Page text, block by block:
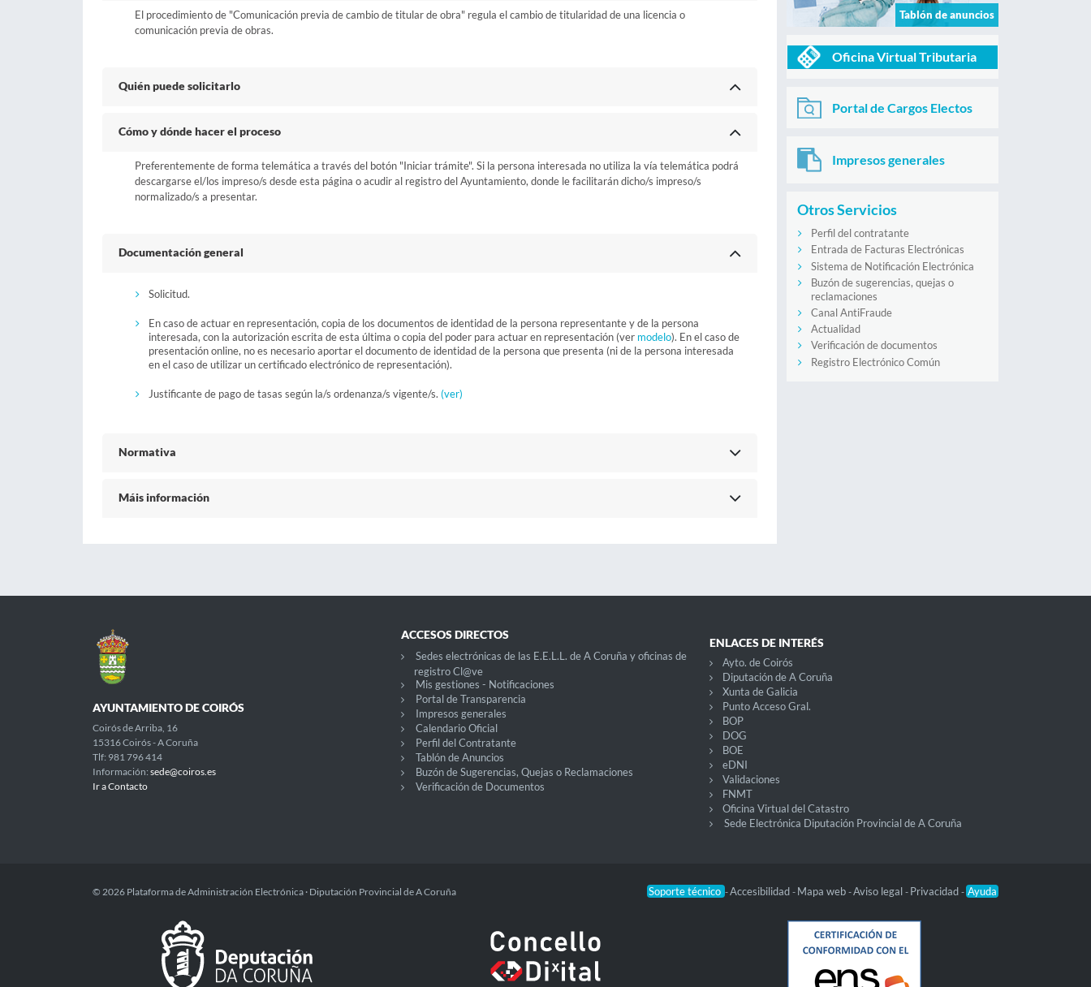
El procedimiento de "Comunicación previa de cambio de titular de obra" regula el cambio de titularidad de una licencia o
comunicación previa de obras.
Quién puede solicitarlo
Cómo y dónde hacer el proceso
Preferentemente de forma telemática a través del botón "Iniciar trámite". Si la persona interesada no utiliza la vía telemática podrá
descargarse el/los impreso/s desde esta página o acudir al registro del Ayuntamiento, donde le facilitarán dicho/s impreso/s
normalizado/s a presentar.
Documentación general
Solicitud.
En caso de actuar en representación, copia de los documentos de identidad de la persona representante y de la persona
interesada, con la autorización escrita de esta última o copia del poder para actuar en representación (ver modelo). En el caso de
presentación online, no es necesario aportar el documento de identidad de la persona que presenta (ni de la persona interesada
en el caso de utilizar un certificado electrónico de representación).
Justificante de pago de tasas según la/s ordenanza/s vigente/s. (ver)
Normativa
Máis información
Tablón de anuncios
Oficina Virtual Tributaria
Portal de Cargos Electos
Impresos generales
Otros Servicios
Perfil del contratante
Entrada de Facturas Electrónicas
Sistema de Notificación Electrónica
Buzón de sugerencias, quejas o
reclamaciones
Canal AntiFraude
Actualidad
Verificación de documentos
Registro Electrónico Común
AYUNTAMIENTO DE COIRÓS
Coirós de Arriba, 16
15316 Coirós - A Coruña
Tlf: 981 796 414
Información: sede@coiros.es
Ir a Contacto
ACCESOS DIRECTOS
Sedes electrónicas de las E.E.L.L. de A Coruña y oficinas de
registro Cl@ve
Mis gestiones - Notificaciones
Portal de Transparencia
Impresos generales
Calendario Oficial
Perfil del Contratante
Tablón de Anuncios
Buzón de Sugerencias, Quejas o Reclamaciones
Verificación de Documentos
ENLACES DE INTERÉS
Ayto. de Coirós
Diputación de A Coruña
Xunta de Galicia
Punto Acceso Gral.
BOP
DOG
BOE
eDNI
Validaciones
FNMT
Oficina Virtual del Catastro
Sede Electrónica Diputación Provincial de A Coruña
Soporte técnico -Accesibilidad - Mapa web -Aviso legal - Privacidad - Ayuda
© 2026 Plataforma de Administración Electrónica · Diputación Provincial de A Coruña